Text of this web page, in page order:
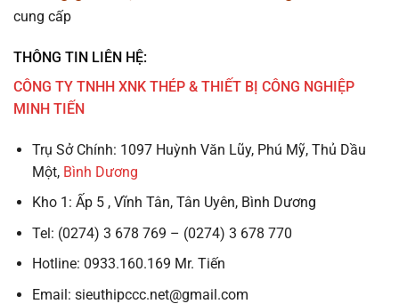
cung cấp
THÔNG TIN LIÊN HỆ:
CÔNG TY TNHH XNK THÉP & THIẾT BỊ CÔNG NGHIỆP
MINH TIẾN
Trụ Sở Chính: 1097 Huỳnh Văn Lũy, Phú Mỹ, Thủ Dầu
Một, Bình Dương
Kho 1: Ấp 5 , Vĩnh Tân, Tân Uyên, Bình Dương
Tel: (0274) 3 678 769 – (0274) 3 678 770
Hotline: 0933.160.169 Mr. Tiến
Email: sieuthipccc.net@gmail.com